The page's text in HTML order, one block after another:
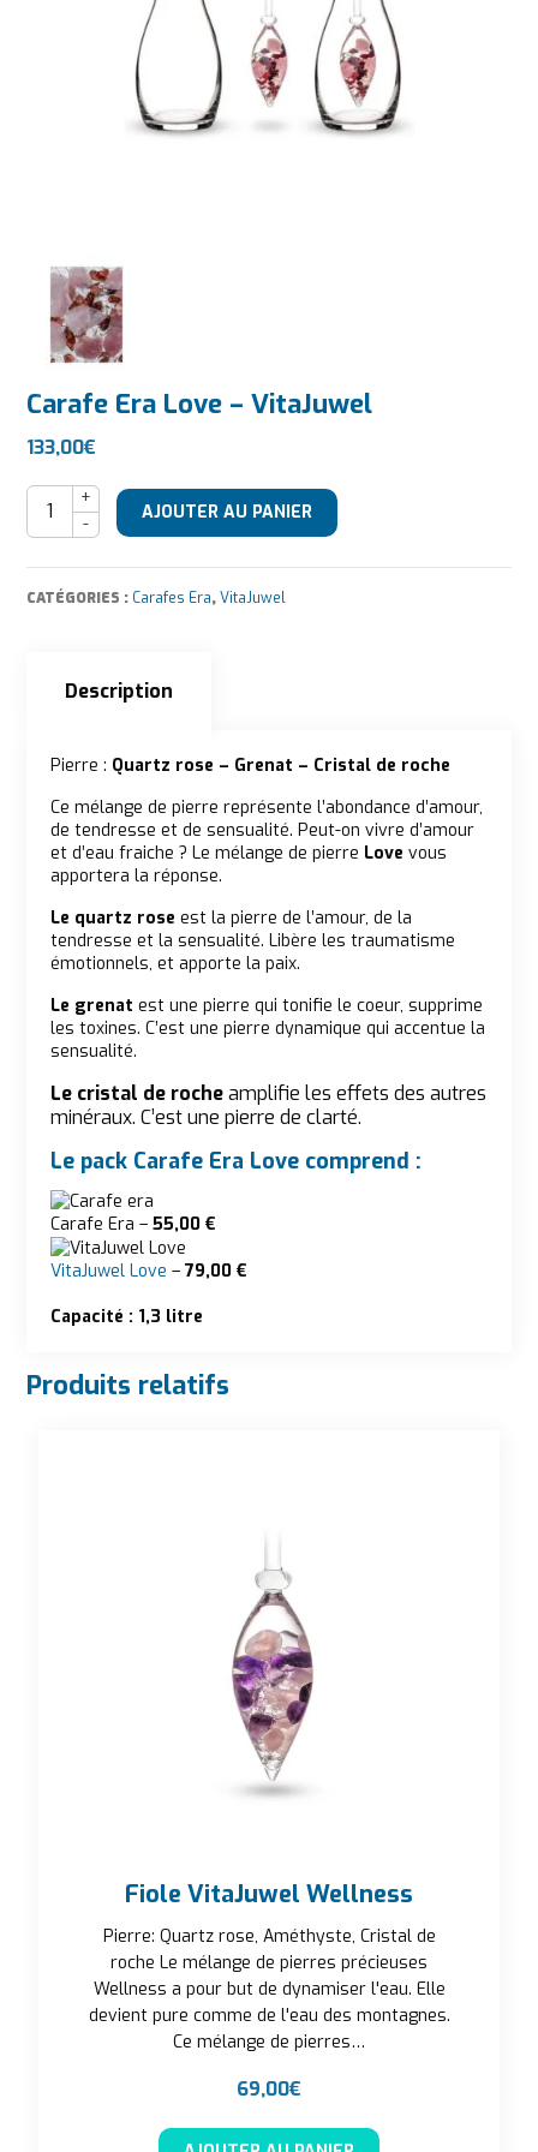
Carafe Era Love – VitaJuwel
133,00€
quantité de Carafe Era Love - VitaJuwel
AJOUTER AU PANIER
CATÉGORIES : Carafes Era,VitaJuwel
Description
Description
Pierre : Quartz rose – Grenat – Cristal de roche
Ce mélange de pierre représente l’abondance d’amour,
de tendresse et de sensualité. Peut-on vivre d’amour
et d’eau fraiche ? Le mélange de pierre Love vous
apportera la réponse.
Le quartz rose est la pierre de l’amour, de la
tendresse et la sensualité. Libère les traumatisme
émotionnels, et apporte la paix.
Le grenat est une pierre qui tonifie le coeur, supprime
les toxines. C’est une pierre dynamique qui accentue la
sensualité.
Le cristal de rocheamplifie les effets des autres
minéraux. C’est une pierre de clarté.
Le pack Carafe Era Love comprend :
Carafe Era – 55,00 €
VitaJuwel Love – 79,00 €
Capacité : 1,3 litre
Produits relatifs
Fiole VitaJuwel Wellness
Pierre: Quartz rose, Améthyste, Cristal de
roche Le mélange de pierres précieuses
Wellness a pour but de dynamiser l'eau. Elle
devient pure comme de l'eau des montagnes.
Ce mélange de pierres…
69,00€